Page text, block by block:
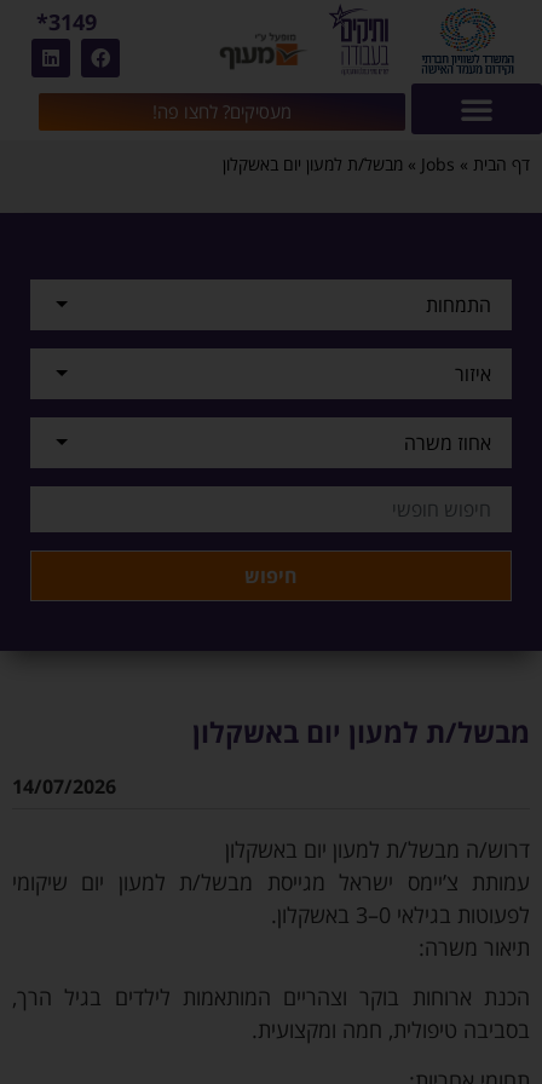
מעסיקים? לחצו פה!
3149*
דף הבית »
Jobs
» מבשל/ת למעון יום באשקלון
התמחות
איזור
אחוז משרה
מבשל/ת למעון יום באשקלון
14/07/2026
דרוש/ה מבשל/ת למעון יום באשקלון
עמותת צ’יימס ישראל מגייסת מבשל/ת למעון יום שיקומי
לפעוטות בגילאי 0–3 באשקלון.
תיאור משרה:
הכנת ארוחות בוקר וצהריים המותאמות לילדים בגיל הרך,
בסביבה טיפולית, חמה ומקצועית.